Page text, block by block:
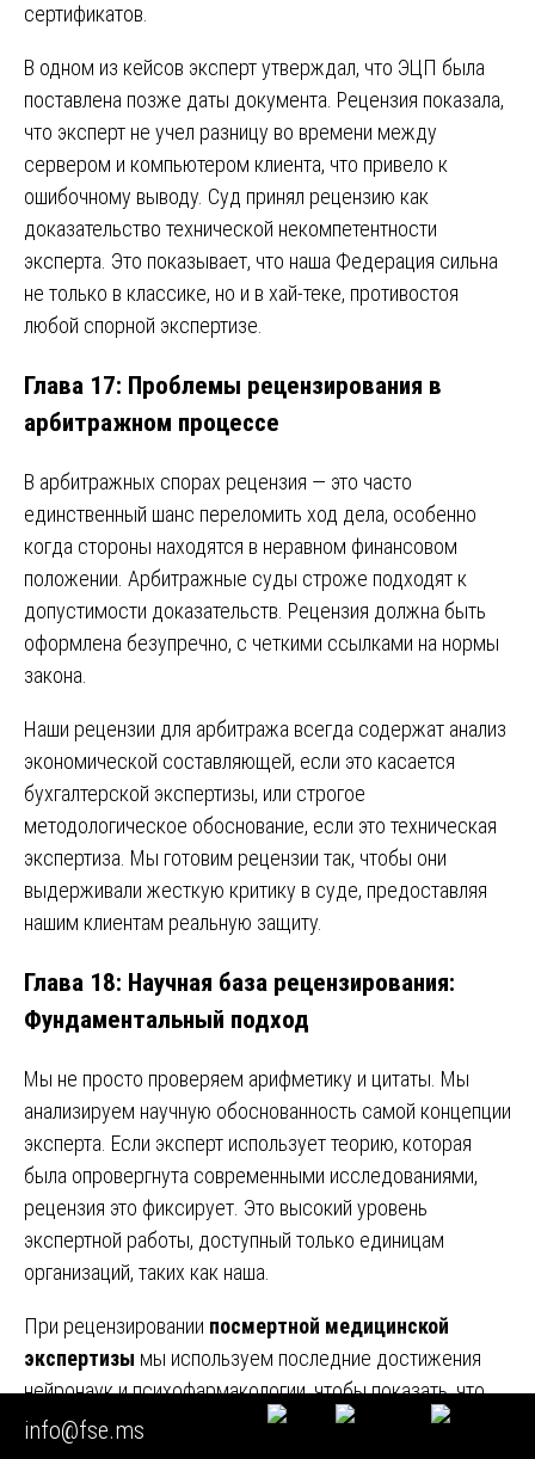
сертификатов.
В одном из кейсов эксперт утверждал, что ЭЦП была
поставлена позже даты документа. Рецензия показала,
что эксперт не учел разницу во времени между
сервером и компьютером клиента, что привело к
ошибочному выводу. Суд принял рецензию как
доказательство технической некомпетентности
эксперта. Это показывает, что наша Федерация сильна
не только в классике, но и в хай-теке, противостоя
любой спорной экспертизе.
Глава 17: Проблемы рецензирования в
арбитражном процессе
В арбитражных спорах рецензия — это часто
единственный шанс переломить ход дела, особенно
когда стороны находятся в неравном финансовом
положении. Арбитражные суды строже подходят к
допустимости доказательств. Рецензия должна быть
оформлена безупречно, с четкими ссылками на нормы
закона.
Наши рецензии для арбитража всегда содержат анализ
экономической составляющей, если это касается
бухгалтерской экспертизы, или строгое
методологическое обоснование, если это техническая
экспертиза. Мы готовим рецензии так, чтобы они
выдерживали жесткую критику в суде, предоставляя
нашим клиентам реальную защиту.
Глава 18: Научная база рецензирования:
Фундаментальный подход
Мы не просто проверяем арифметику и цитаты. Мы
анализируем научную обоснованность самой концепции
эксперта. Если эксперт использует теорию, которая
была опровергнута современными исследованиями,
рецензия это фиксирует. Это высокий уровень
экспертной работы, доступный только единицам
организаций, таких как наша.
При рецензировании посмертной медицинской
экспертизы мы используем последние достижения
нейронаук и психофармакологии, чтобы показать, что
выводы эксперта противоречат современному
info@fse.ms